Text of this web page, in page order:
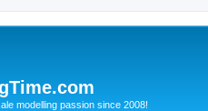
modelling passion since 2008!